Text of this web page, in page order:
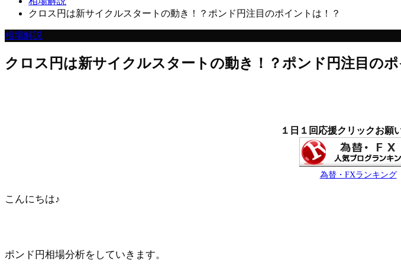
クロス円は新サイクルスタートの動き！？ポンド円注目のポイントは！？
相場解説
クロス円は新サイクルスタートの動き！？ポンド円注目の
１日１回応援クリックお願
為替・FXランキング
こんにちは♪
ポンド円相場分析をしていきます。